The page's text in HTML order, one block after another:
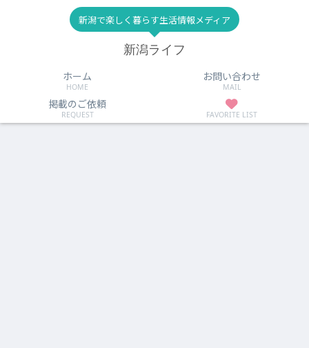
新潟で楽しく暮らす生活情報メディア
新潟ライフ
ホーム
HOME
お問い合わせ
MAIL
掲載のご依頼
REQUEST FAVORITE LIST